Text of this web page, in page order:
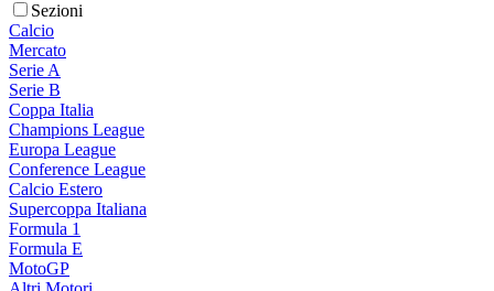
Sezioni
Calcio
Mercato
Serie A
Serie B
Coppa Italia
Champions League
Europa League
Conference League
Calcio Estero
Supercoppa Italiana
Formula 1
Formula E
MotoGP